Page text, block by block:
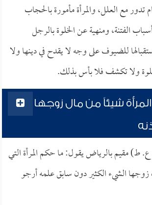
تدور مع العلل، والمرأة مأمورة بالحجاب
الفتنة، ومنهية عن الخلوة بالرجل
للضيوف على وجه لا يقدح في دينها ولا
ولا تكشف فلا بأس بذلك.
شيئاً من مال زوجها
ط) مقيم بالرياض يقول: ما حكم المرأة التي
الشيء الكثير دون سابق علمه أرجو